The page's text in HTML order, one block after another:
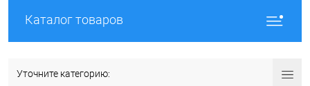
Каталог товаров
Уточните категорию: